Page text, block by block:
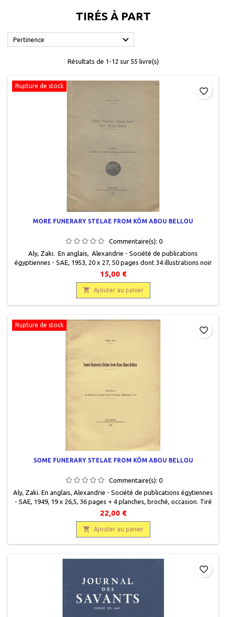
TIRÉS À PART
Pertinence 
Résultats de 1-12 sur 55 livre(s)
Rupture de stock
MORE FUNERARY STELAE FROM KÔM ABOU BELLOU
Commentaire(s): 0
Aly, Zaki. En anglais, Alexandrie - Société de publications
égyptiennes - SAE, 1953, 20 x 27, 50 pages dont 34 illustrations noir
et blanc, broché, occasion. Tiré à part. Bon état.
15,00 €
 Ajouter au panier
favorite_border
Rupture de stock
SOME FUNERARY STELAE FROM KÔM ABOU BELLOU
Commentaire(s): 0
Aly, Zaki. En anglais, Alexandrie - Société de publications égytiennes
- SAE, 1949, 19 x 26,5, 36 pages + 4 planches, broché, occasion. Tiré
à part. Bon état.
22,00 €
 Ajouter au panier
favorite_border
favorite_border